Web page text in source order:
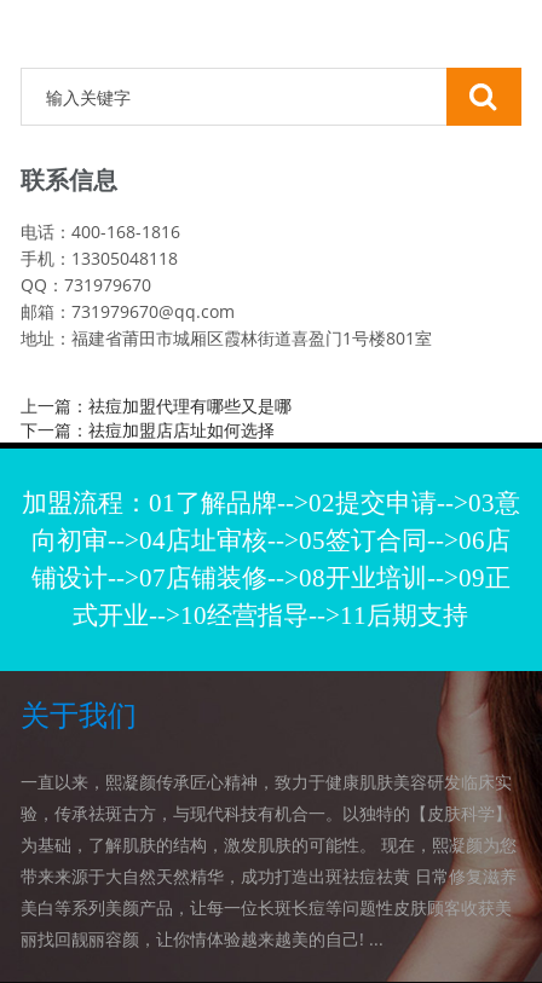
联系信息
电话：400-168-1816
手机：13305048118
QQ：731979670
邮箱：731979670@qq.com
地址：福建省莆田市城厢区霞林街道喜盈门1号楼801室
上一篇：祛痘加盟代理有哪些又是哪
下一篇：祛痘加盟店店址如何选择
加盟流程：01了解品牌-->02提交申请-->03意
向初审-->04店址审核-->05签订合同-->06店
铺设计-->07店铺装修-->08开业培训-->09正
式开业-->10经营指导-->11后期支持
关于我们
一直以来，熙凝颜传承匠心精神，致力于健康肌肤美容研发临床实
验，传承祛斑古方，与现代科技有机合一。以独特的【皮肤科学】
为基础，了解肌肤的结构，激发肌肤的可能性。 现在，熙凝颜为您
带来来源于大自然天然精华，成功打造出斑祛痘祛黄 日常修复滋养
美白等系列美颜产品，让每一位长斑长痘等问题性皮肤顾客收获美
丽找回靓丽容颜，让你情体验越来越美的自己! ...